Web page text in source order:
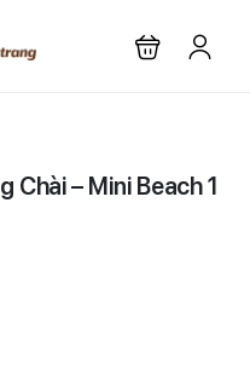
Chài – Mini Beach 1